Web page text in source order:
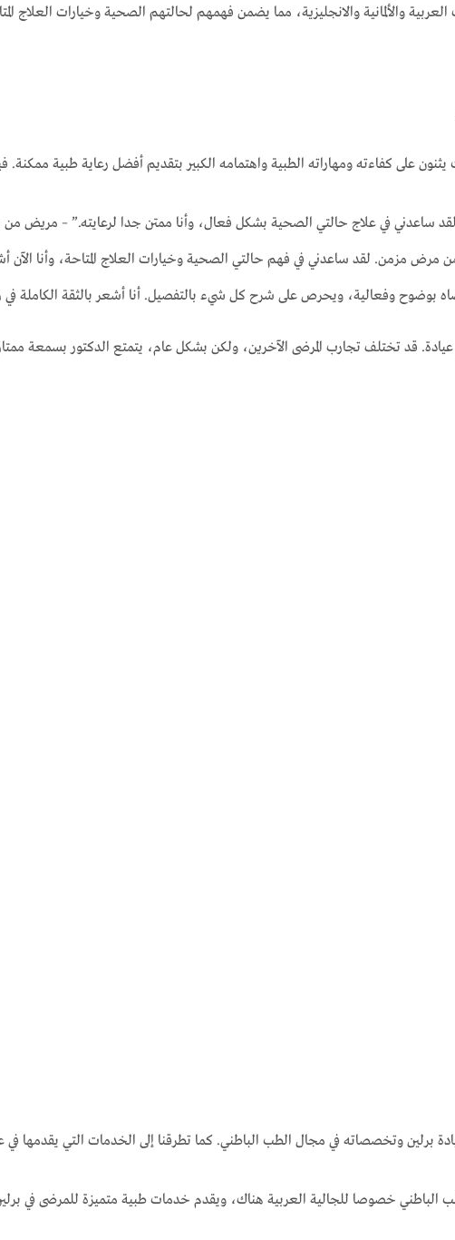
والألمانية والانجليزية، مما يضمن فهمهم لحالتهم الصحية وخيارات العلاج
على كفاءته ومهاراته الطبية واهتمامه الكبير بتقديم أفضل رعاية طبية ممكنة.
ساعدني في علاج حالتي الصحية بشكل فعال، وأنا ممتن جدا لرعايته.” – مريض من
مرض مزمن. لقد ساعدني في فهم حالتي الصحية وخيارات العلاج المتاحة، وأنا
بوضوح وفعالية، ويحرص على شرح كل شيء بالتفصيل. أنا أشعر بالثقة الكاملة
قد تختلف تجارب المرضى الآخرين، ولكن بشكل عام، يتمتع الدكتور بسمعة
برلين وتخصصاته في مجال الطب الباطني. كما تطرقنا إلى الخدمات التي
خصوصا للجالية العربية هناك، ويقدم خدمات طبية متميزة للمرضى في